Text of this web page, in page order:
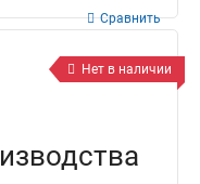
Сравнить
Нет в наличии